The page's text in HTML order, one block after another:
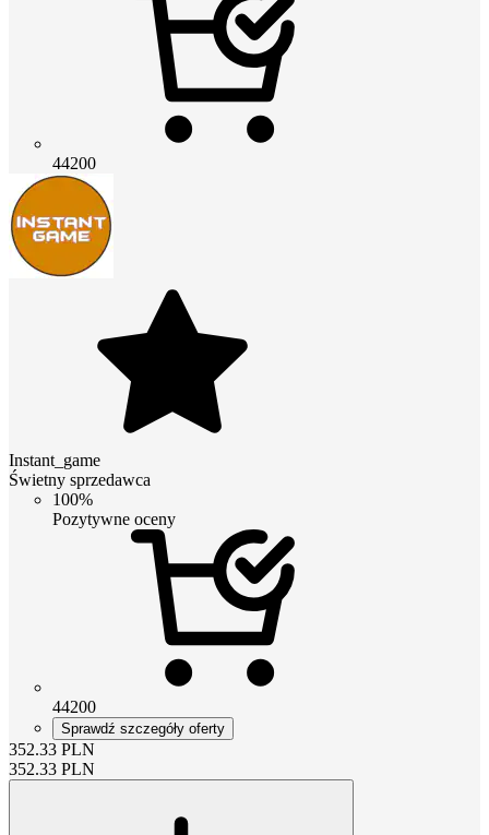
44200
Instant_game
Świetny sprzedawca
100%
Pozytywne oceny
44200
Sprawdź szczegóły oferty
352.33 PLN
352.33 PLN